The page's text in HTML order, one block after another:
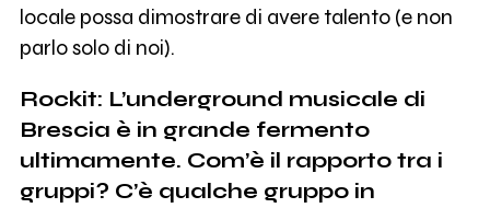
locale possa dimostrare di avere talento (e non
parlo solo di noi).
Rockit: L’underground musicale di
Brescia è in grande fermento
ultimamente. Com’è il rapporto tra i
gruppi? C’è qualche gruppo in